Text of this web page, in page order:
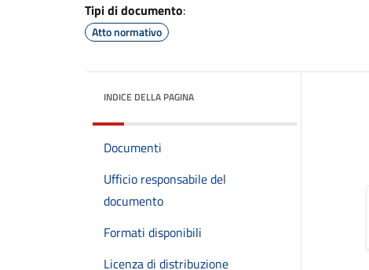
Tipi di documento:
Atto normativo
INDICE DELLA PAGINA
Documenti
Ufficio responsabile del
documento
Formati disponibili
Licenza di distribuzione